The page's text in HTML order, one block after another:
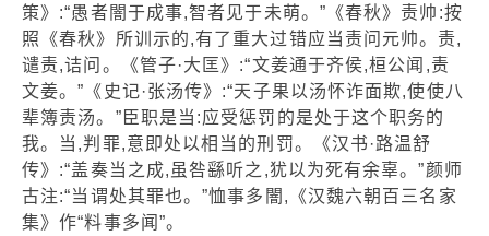
策》:“愚者闇于成事,智者见于未萌。”《春秋》责帅:按
照《春秋》所训示的,有了重大过错应当责问元帅。责,
谴责,诘问。《管子·大匡》:“文姜通于齐侯,桓公闻,责
文姜。”《史记·张汤传》:“天子果以汤怀诈面欺,使使八
辈簿责汤。”臣职是当:应受惩罚的是处于这个职务的
我。当,判罪,意即处以相当的刑罚。《汉书·路温舒
传》:“盖奏当之成,虽咎繇听之,犹以为死有余辜。”颜师
古注:“当谓处其罪也。”恤事多闇,《汉魏六朝百三名家
集》作“料事多闻”。